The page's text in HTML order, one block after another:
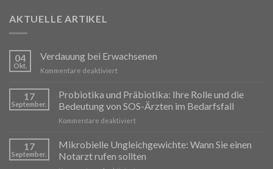
AKTUELLE ARTIKEL
04
Okt.
Verdauung bei Erwachsenen
Kommentare deaktiviertfür
Digestion
l’Adulte
17
September.
Probiotika und Präbiotika: Ihre Rolle und die
Bedeutung von SOS-Ärzten im Bedarfsfall
Kommentare deaktiviertfür
et
Prébiotiques
:
17
September.
Mikrobielle Ungleichgewichte: Wann Sie einen
Notarzt rufen sollten